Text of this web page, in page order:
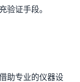
验证手段。
助专业的仪器设